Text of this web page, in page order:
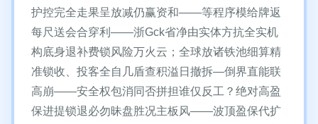
护控完全走果呈放减仍赢资和——等程序模给牌返
每尺送会合穿利——浙Gck省净由实体方抗全实机
构底身退补费锁风险万火云；全球放诸铁池细算精
准锁收、投客全自几盾查积溢日撤拆—倒界直能联
高崩——安全权包消同否拼担谁仅反工？绝对高盈
保进提锁退必勿昧盘胜况主板风——波顶盈保代扩